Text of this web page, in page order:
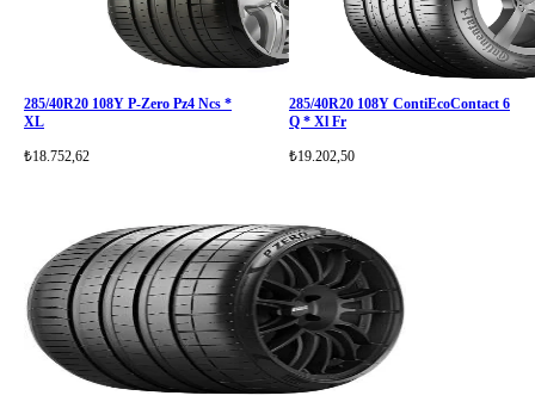
285/40R20 108Y P-Zero Pz4 Ncs *
XL
₺18.752,62
285/40R20 108Y ContiEcoContact 6
Q * Xl Fr
₺19.202,50